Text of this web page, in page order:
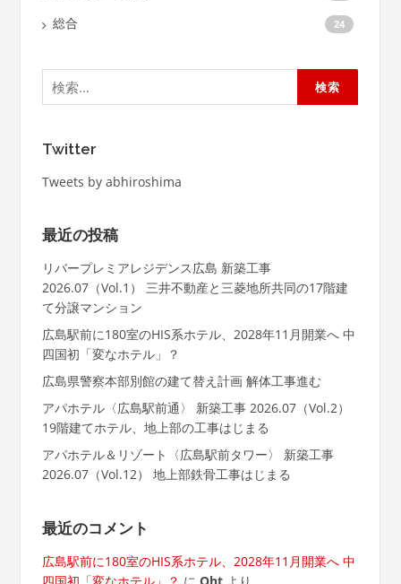
総合 24
検
索:
Twitter
Tweets by abhiroshima
最近の投稿
リバープレミアレジデンス広島 新築工事
2026.07（Vol.1） 三井不動産と三菱地所共同の17階建
て分譲マンション
広島駅前に180室のHIS系ホテル、2028年11月開業へ 中
四国初「変なホテル」？
広島県警察本部別館の建て替え計画 解体工事進む
アパホテル〈広島駅前通〉 新築工事 2026.07（Vol.2）
19階建てホテル、地上部の工事はじまる
アパホテル＆リゾート〈広島駅前タワー〉 新築工事
2026.07（Vol.12） 地上部鉄骨工事はじまる
最近のコメント
広島駅前に180室のHIS系ホテル、2028年11月開業へ 中